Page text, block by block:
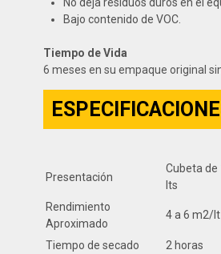
Bajo contenido de VOC.
Tiempo de Vida
6 meses en su empaque original
Presentación
Cubeta de
lts
Rendimiento
Aproximado
4 a 6 m2/lt
Tiempo de secado 2 horas